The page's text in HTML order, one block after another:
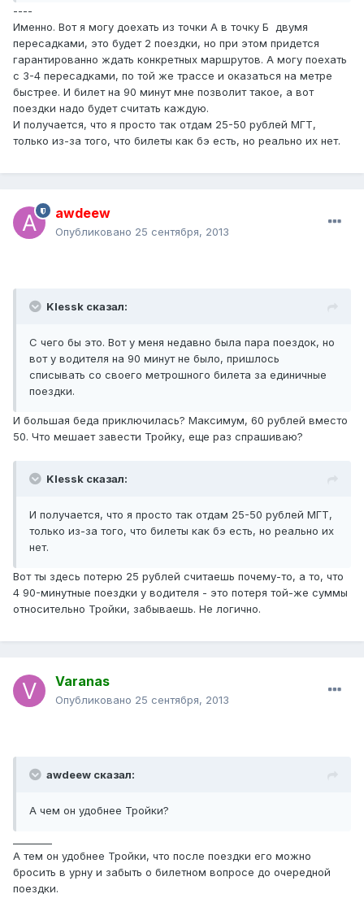
----
Именно. Вот я могу доехать из точки А в точку Б двумя
пересадками, это будет 2 поездки, но при этом придется
гарантированно ждать конкретных маршрутов. А могу поехать
с 3-4 пересадками, по той же трассе и оказаться на метре
быстрее. И билет на 90 минут мне позволит такое, а вот
поездки надо будет считать каждую.
И получается, что я просто так отдам 25-50 рублей МГТ,
только из-за того, что билеты как бэ есть, но реально их нет.
awdeew
Опубликовано 25 сентября, 2013
Klessk сказал:
С чего бы это. Вот у меня недавно была пара поездок, но
вот у водителя на 90 минут не было, пришлось
списывать со своего метрошного билета за единичные
поездки.
И большая беда приключилась? Максимум, 60 рублей вместо
50. Что мешает завести Тройку, еще раз спрашиваю?
Klessk сказал:
И получается, что я просто так отдам 25-50 рублей МГТ,
только из-за того, что билеты как бэ есть, но реально их
нет.
Вот ты здесь потерю 25 рублей считаешь почему-то, а то, что
4 90-минутные поездки у водителя - это потеря той-же суммы
относительно Тройки, забываешь. Не логично.
Varanas
Опубликовано 25 сентября, 2013
awdeew сказал:
А чем он удобнее Тройки?
А тем он удобнее Тройки, что после поездки его можно
бросить в урну и забыть о билетном вопросе до очередной
поездки.